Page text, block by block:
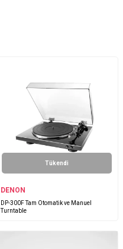
Tükendi
DENON
DP-300F Tam Otomatik ve Manuel
Turntable